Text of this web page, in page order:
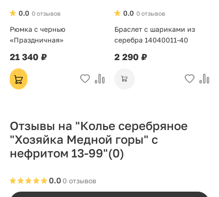
0 отзывов
0.0
Рюмка с чернью
«Праздничная»
21 340 ₽
0 отзывов
0.0
Браслет с шариками из
серебра 14040011-40
2 290 ₽
Отзывы на "Колье серебряное
"Хозяйка Медной горы" с
нефритом 13-99"(0)
0 отзывов
0.0